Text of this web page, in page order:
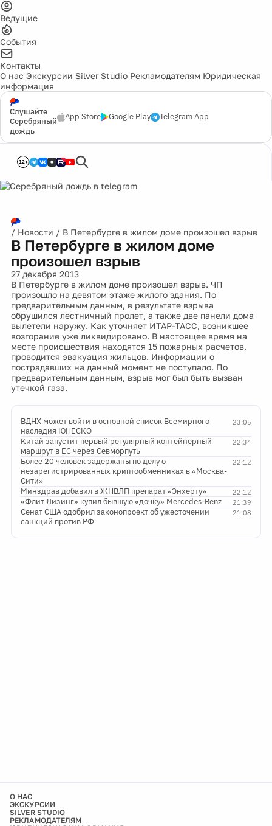
Ведущие
События
Контакты
О нас Экскурсии Silver Studio Рекламодателям Юридическая
информация
Слушайте
Серебряный
дождь
App Store Google Play Telegram App
12+
/ Новости / В Петербурге в жилом доме произошел взрыв
В Петербурге в жилом доме
произошел взрыв
27 декабря 2013
В Петербурге в жилом доме произошел взрыв. ЧП
произошло на девятом этаже жилого здания. По
предварительным данным, в результате взрыва
обрушился лестничный пролет, а также две панели дома
вылетели наружу. Как уточняет ИТАР-ТАСС, возникшее
возгорание уже ликвидировано. В настоящее время на
месте происшествия находятся 15 пожарных расчетов,
проводится эвакуация жильцов. Информации о
пострадавших на данный момент не поступало. По
предварительным данным, взрыв мог был быть вызван
утечкой газа.
23:05
ВДНХ может войти в основной список Всемирного
наследия ЮНЕСКО
22:34
Китай запустит первый регулярный контейнерный
маршрут в ЕС через Севморпуть
22:12
Более 20 человек задержаны по делу о
незарегистрированных криптообменниках в «Москва-
Сити»
22:12
Минздрав добавил в ЖНВЛП препарат «Энхерту»
21:39
«Флит Лизинг» купил бывшую «дочку» Mercedes-Benz
21:08
Сенат США одобрил законопроект об ужесточении
санкций против РФ
О НАС
ЭКСКУРСИИ
SILVER STUDIO
РЕКЛАМОДАТЕЛЯМ